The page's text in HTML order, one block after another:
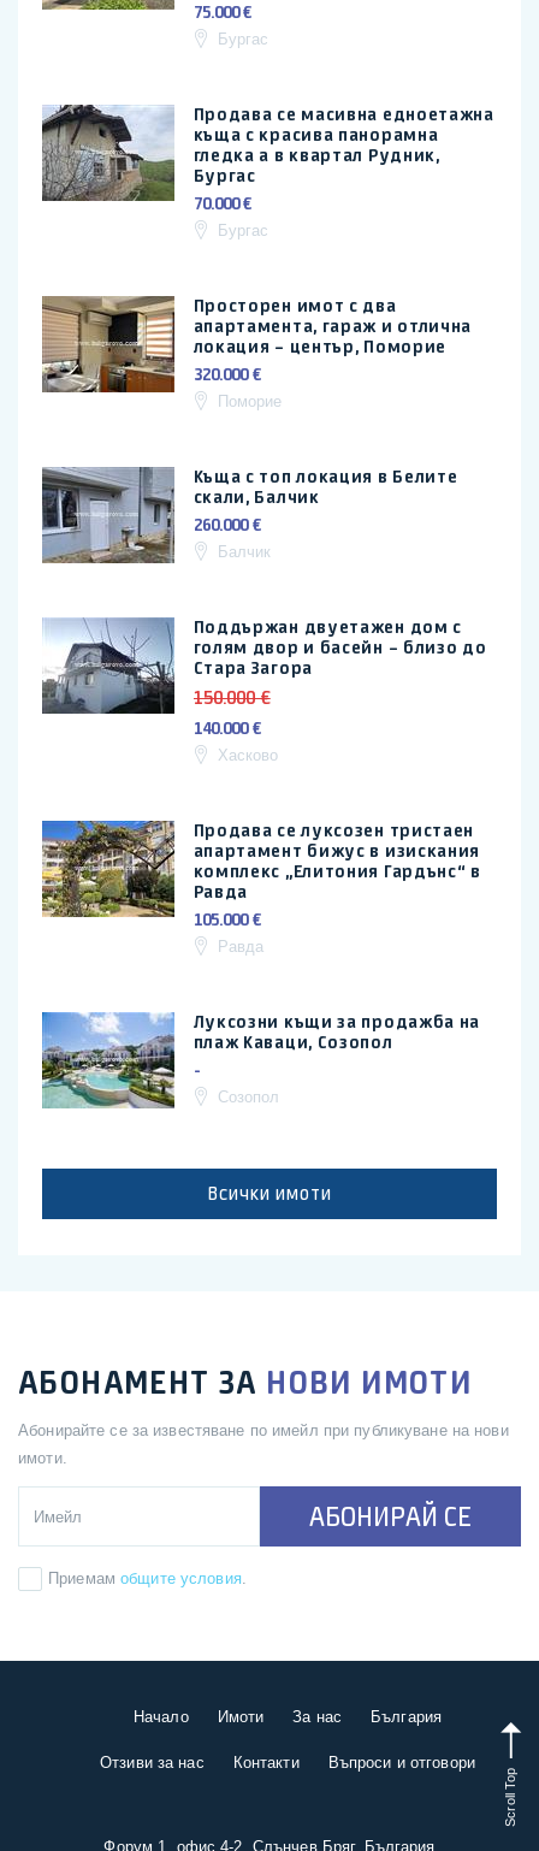
75.000 €
Бургас
Продава се масивна едноетажна
къща с красива панорамна
гледка а в квартал Рудник,
Бургас
70.000 €
Бургас
Просторен имот с два
апартамента, гараж и отлична
локация – център, Поморие
320.000 €
Поморие
Къща с топ локация в Белите
скали, Балчик
260.000 €
Балчик
Поддържан двуетажен дом с
голям двор и басейн – близо до
Стара Загора
150.000 €
140.000 €
Хасково
Продава се луксозен тристаен
апартамент бижус в изискания
комплекс „Елитония Гардънс“ в
Равда
105.000 €
Равда
Луксозни къщи за продажба на
плаж Каваци, Созопол
-
Созопол
Всички имоти
АБОНАМЕНТ ЗА НОВИ ИМОТИ
Абонирайте се за известяване по имейл при публикуване на нови
имоти.
АБОНИРАЙ СЕ
Приемам общите условия.
Начало Имоти За нас България
Отзиви за нас Контакти Въпроси и отговори
Форум 1, офис 4-2, Слънчев Бряг, България
Scroll Top